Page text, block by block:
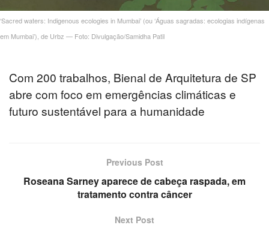
‘Sacred waters: Indigenous ecologies in Mumbai’ (ou ‘Águas sagradas: ecologias indígenas
em Mumbai’), de Urbz — Foto: Divulgação/Samidha Patil
Com 200 trabalhos, Bienal de Arquitetura de SP
abre com foco em emergências climáticas e
futuro sustentável para a humanidade
Previous Post
Roseana Sarney aparece de cabeça raspada, em
tratamento contra câncer
Next Post